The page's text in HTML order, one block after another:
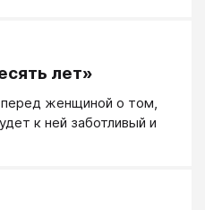
лет»
женщиной о том,
к ней заботливый и